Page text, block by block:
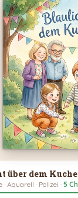
über dem
Aquarell · Polizei · 5